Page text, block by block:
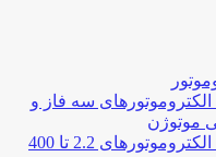
سه فاز و
موتوژن
لیست قیمت الکتروموتورهای 2.2 تا 400